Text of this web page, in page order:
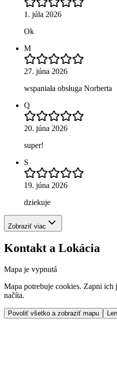
1. júla 2026
Ok
M
27. júna 2026
wspaniała obsługa Norberta
Q
20. júna 2026
super!
S
19. júna 2026
dziekuje
Zobraziť viac
Kontakt a Lokácia
Mapa je vypnutá
Mapa potrebuje cookies. Zapni
načíta.
Povoliť všetko a zobraziť mapu